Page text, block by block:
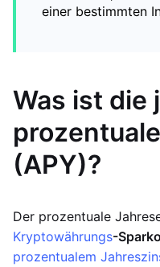
einer bestimmten
Was ist die
(APY)?
Der prozentuale
Kryptowährungs-
prozentualem